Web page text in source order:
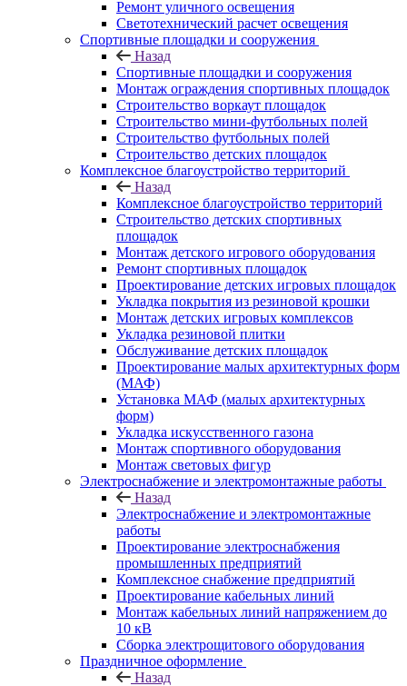
Ремонт уличного освещения
Светотехнический расчет освещения
Спортивные площадки и сооружения
Назад
Спортивные площадки и сооружения
Монтаж ограждения спортивных площадок
Строительство воркаут площадок
Строительство мини-футбольных полей
Строительство футбольных полей
Строительство детских площадок
Комплексное благоустройство территорий
Назад
Комплексное благоустройство территорий
Строительство детских спортивных
площадок
Монтаж детского игрового оборудования
Ремонт спортивных площадок
Проектирование детских игровых площадок
Укладка покрытия из резиновой крошки
Монтаж детских игровых комплексов
Укладка резиновой плитки
Обслуживание детских площадок
Проектирование малых архитектурных форм
(МАФ)
Установка МАФ (малых архитектурных
форм)
Укладка искусственного газона
Монтаж спортивного оборудования
Монтаж световых фигур
Электроснабжение и электромонтажные работы
Назад
Электроснабжение и электромонтажные
работы
Проектирование электроснабжения
промышленных предприятий
Комплексное снабжение предприятий
Проектирование кабельных линий
Монтаж кабельных линий напряжением до
10 кВ
Сборка электрощитового оборудования
Праздничное оформление
Назад